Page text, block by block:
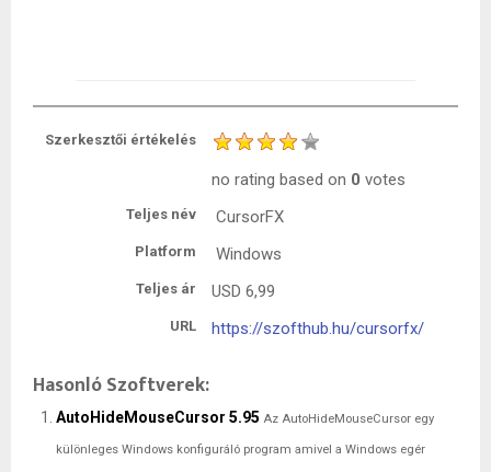
Szerkesztői értékelés
no rating based on 0 votes
Teljes név CursorFX
Platform Windows
Teljes ár USD 6,99
URL https://szofthub.hu/cursorfx/
Hasonló Szoftverek:
AutoHideMouseCursor 5.95 Az AutoHideMouseCursor egy
különleges Windows konfiguráló program amivel a Windows egér